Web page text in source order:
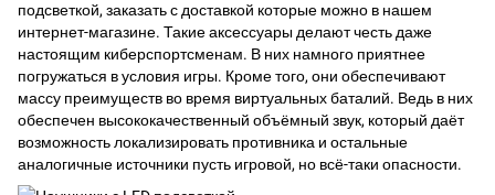
подсветкой, заказать с доставкой которые можно в нашем
интернет-магазине. Такие аксессуары делают честь даже
настоящим киберспортсменам. В них намного приятнее
погружаться в условия игры. Кроме того, они обеспечивают
массу преимуществ во время виртуальных баталий. Ведь в них
обеспечен высококачественный объёмный звук, который даёт
возможность локализировать противника и остальные
аналогичные источники пусть игровой, но всё-таки опасности.